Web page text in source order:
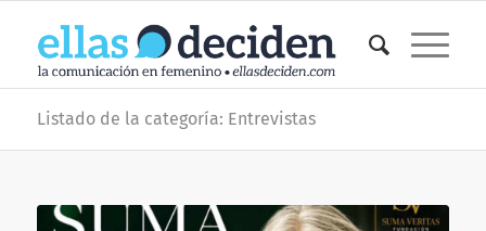
Listado de la categoría: Entrevistas